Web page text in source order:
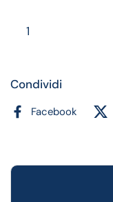
Condividi
Facebook